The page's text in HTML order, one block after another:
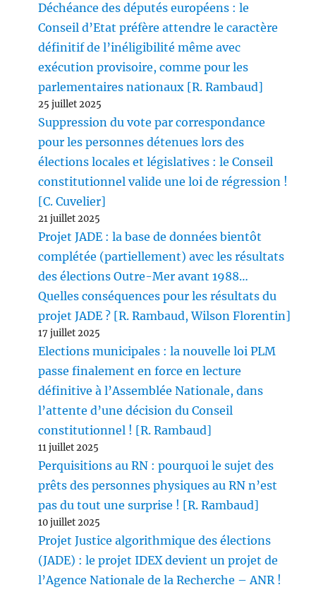
Déchéance des députés européens : le
Conseil d’Etat préfère attendre le caractère
définitif de l’inéligibilité même avec
exécution provisoire, comme pour les
parlementaires nationaux [R. Rambaud]
25 juillet 2025
Suppression du vote par correspondance
pour les personnes détenues lors des
élections locales et législatives : le Conseil
constitutionnel valide une loi de régression !
[C. Cuvelier]
21 juillet 2025
Projet JADE : la base de données bientôt
complétée (partiellement) avec les résultats
des élections Outre-Mer avant 1988…
Quelles conséquences pour les résultats du
projet JADE ? [R. Rambaud, Wilson Florentin]
17 juillet 2025
Elections municipales : la nouvelle loi PLM
passe finalement en force en lecture
définitive à l’Assemblée Nationale, dans
l’attente d’une décision du Conseil
constitutionnel ! [R. Rambaud]
11 juillet 2025
Perquisitions au RN : pourquoi le sujet des
prêts des personnes physiques au RN n’est
pas du tout une surprise ! [R. Rambaud]
10 juillet 2025
Projet Justice algorithmique des élections
(JADE) : le projet IDEX devient un projet de
l’Agence Nationale de la Recherche – ANR !